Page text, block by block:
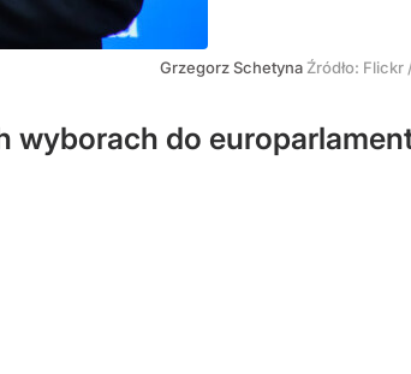
Grzegorz Schetyna Źródło: Flickr
wyborach do